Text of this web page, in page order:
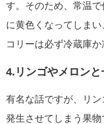
す。そのため、常温
に黄色くなってしま
コリーは必ず冷蔵庫か
4.リンゴやメロン
有名な話ですが、リ
発生させてしまう果